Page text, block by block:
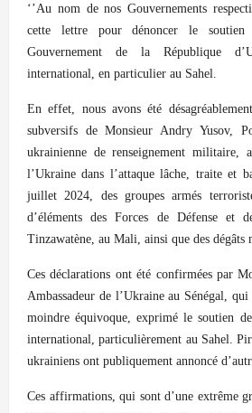
‘’Au nom de nos Gouvernements
cette lettre pour dénoncer le
Gouvernement de la République
international, en particulier au Sahel.
En effet, nous avons été
subversifs de Monsieur Andry Yusov,
ukrainienne de renseignement militaire,
l’Ukraine dans l’attaque lâche, traite et
juillet 2024, des groupes armés
d’éléments des Forces de Défense et
Tinzawatène, au Mali, ainsi que des dégâts
Ces déclarations ont été confirmées par
Ambassadeur de l’Ukraine au Sénégal,
moindre équivoque, exprimé le soutien
international, particulièrement au Sahel.
ukrainiens ont publiquement annoncé
Ces affirmations, qui sont d’une extrême